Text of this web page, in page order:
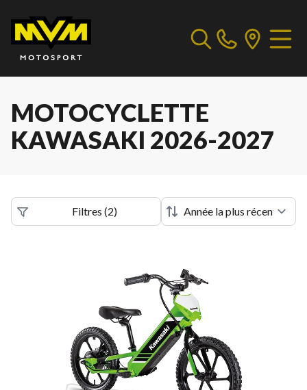
MOTOCYCLETTE
KAWASAKI 2026-2027
Filtres (2)